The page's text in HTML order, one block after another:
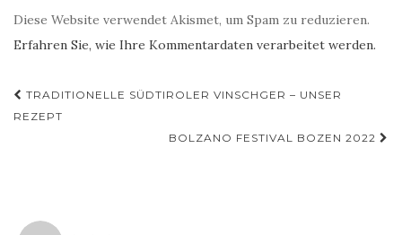
Diese Website verwendet Akismet, um Spam zu reduzieren.
Erfahren Sie, wie Ihre Kommentardaten verarbeitet werden.
Beitragsnavigation
TRADITIONELLE SÜDTIROLER VINSCHGER – UNSER
REZEPT
BOLZANO FESTIVAL BOZEN 2022